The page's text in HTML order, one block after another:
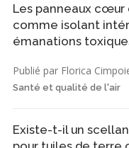
Les panneaux
comme isolant
émanations
Publié par Florica
Santé et qualité de l'air
Existe-t-il un